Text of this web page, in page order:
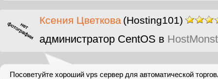
Ксения Цветкова (Hosting101)
администратор CentOS в
Посоветуйте хороший vps сервер для автоматической